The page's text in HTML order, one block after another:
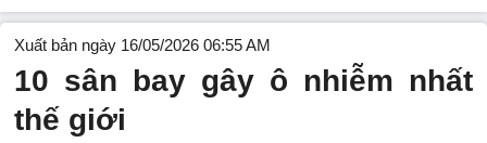
Xuất bản ngày 16/05/2026 06:55 AM
10 sân bay gây ô nhiễm nhất
thế giới